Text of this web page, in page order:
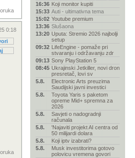
0:18
16:36 Koji monitor kupiti
15:33 Auti - ultimativna tema
15:02 Youtube premium
13:36 Slušaona
13:20 Uputa: Stremio 2026 najbolji
setup
09:32 LifeEngine - pomaže pri
stvaranju i održavanju zdr
09:13 Sony PlayStation 5
08:45 Ukrajinski Jetkiller, novi dron
presretač, lovi sv
5.8.
Electronic Arts preuzima
Saudijski javni investici
5.8.
Toyota Yaris s paketom
opreme Mid+ spremna za
2026
5.8.
Savjeti o nadogradnji
računala
5.8.
'Najaviti projekt AI centra od
50 milijardi dolara
5.8.
Koji iptv izabrati?
5.8.
Musk investitorima gotovo
polovicu vremena govori